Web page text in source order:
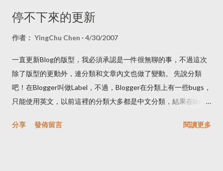
年時就有新聞稿在警告「 一頁式廣告詐騙多 小心查證保障多
」，之後像公視或是其他單位都有相關的活動在提醒大家小心這
保留證據，等到追查到時已經找不到對方了。 有不少親密照片與
影片在情侶分手後，被報復性的上傳到情色網站或透過即時通訊
傳到親友的帳號裡，或是被洩露個資，遭到公開的霸凌。 之前有
一個專題：「 青春煉獄：網路獵騙性私密影像事件簿 」，光是讀
完這個專題報導我就覺得受傷。 有人使用 Deep Fake 把台灣名人
停不下來的更新
作者： YingChu Chen 4/30/2007
一直更新Blog的版型，我必須承認是一件很無聊的事，不過這次
除了版型的更動外，連分類和文章內文也做了變動。 先說分類
吧！在Blogger叫做Label，不過，Blogger在分類上有一些bugs，
只能使用英文，以前這裡的分類大多都是中文分類，結果在link上
項目，把出版的文章和一些教學的文章分開來，雖然已經很久沒
分享 發佈留言 閱讀更多